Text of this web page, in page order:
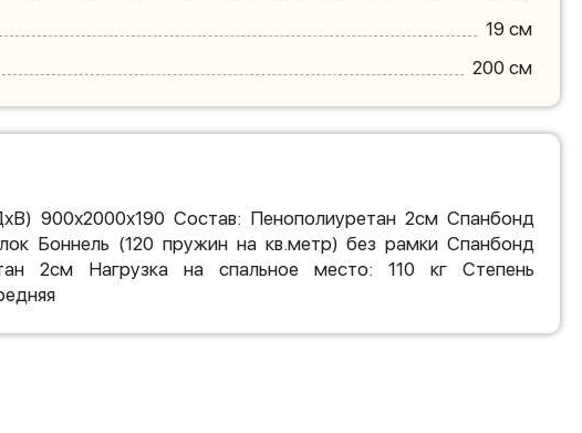
19 см
200 см
900х2000х190 Состав: Пенополиуретан 2см Спанбонд
Боннель (120 пружин на кв.метр) без рамки Спанбонд
2см Нагрузка на спальное место: 110 кг Степень